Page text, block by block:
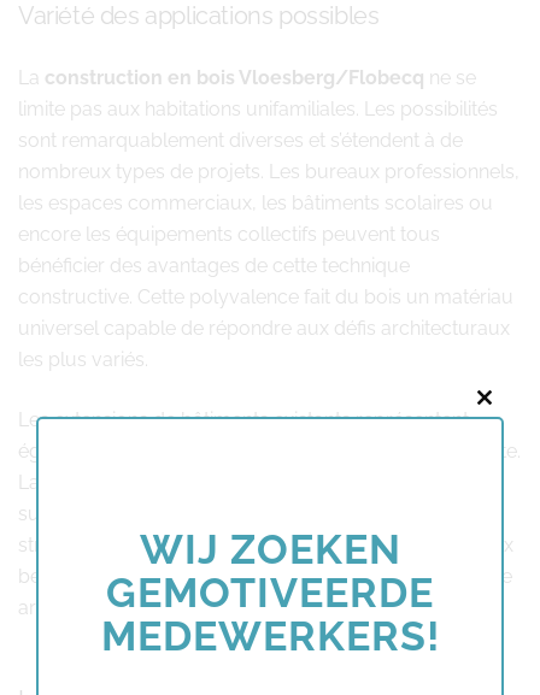
Variété des applications possibles
La construction en bois Vloesberg/Flobecq ne se
limite pas aux habitations unifamiliales. Les possibilités
sont remarquablement diverses et s’étendent à de
nombreux types de projets. Les bureaux professionnels,
les espaces commerciaux, les bâtiments scolaires ou
encore les équipements collectifs peuvent tous
bénéficier des avantages de cette technique
constructive. Cette polyvalence fait du bois un matériau
universel capable de répondre aux défis architecturaux
les plus variés.
Les extensions de bâtiments existants représentent
également une application particulièrement intéressante.
La légèreté du bois permet d’ajouter des espaces
supplémentaires sans nécessiter de renforcements
structurels coûteux. Cette solution élégante répond aux
besoins d’agrandissement tout en préservant l’harmonie
architecturale de l’ensemble.
Close
this
WIJ ZOEKEN
GEMOTIVEERDE
MEDEWERKERS!